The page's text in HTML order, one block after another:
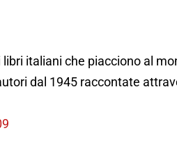
italiani che piacciono al
dal 1945 raccontate